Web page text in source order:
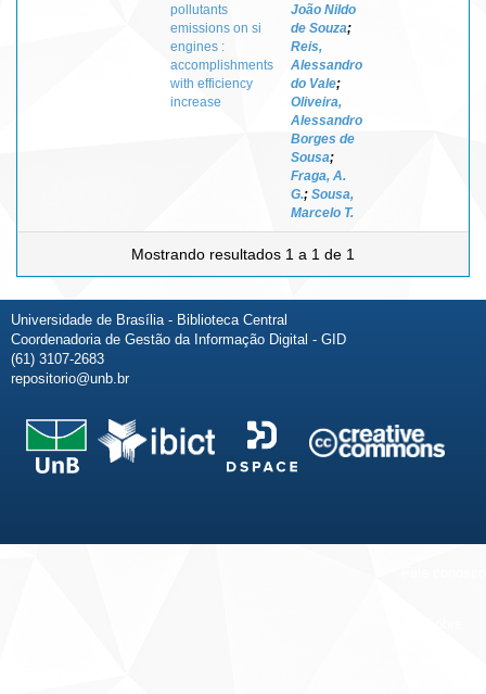
pollutants
emissions on si
engines :
accomplishments
with efficiency
increase
João Nildo
de Souza;
Reis,
Alessandro
do Vale;
Oliveira,
Alessandro
Borges de
Sousa;
Fraga, A.
G.; Sousa,
Marcelo T.
Mostrando resultados 1 a 1 de 1
Universidade de Brasília - Biblioteca Central
Coordenadoria de Gestão da Informação Digital - GID
(61) 3107-2683
repositorio@unb.br